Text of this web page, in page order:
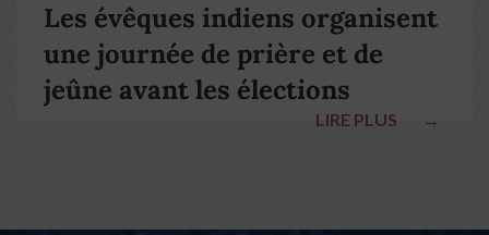
Les évêques indiens organisent
une journée de prière et de
jeûne avant les élections
LIRE PLUS →